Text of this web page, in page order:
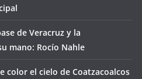
de Veracruz y la
mano: Rocío Nahle
color el cielo de Coatzacoalcos